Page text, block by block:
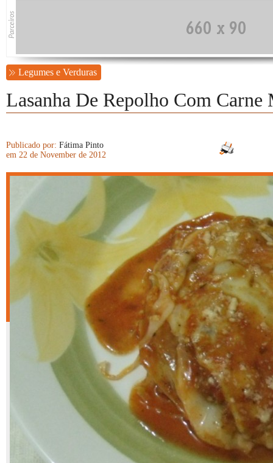
Legumes e Verduras
Lasanha De Repolho Com Carne
Publicado por: Fátima Pinto
em 22 de November de 2012